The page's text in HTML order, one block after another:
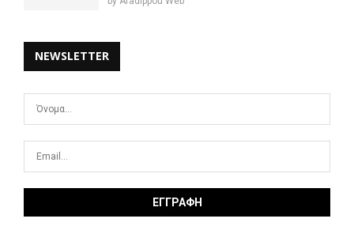
NEWSLETTER